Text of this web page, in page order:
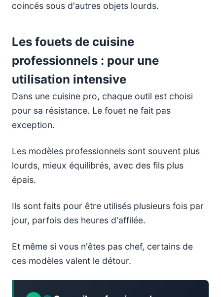
coincés sous d'autres objets lourds.
Les fouets de cuisine
professionnels : pour une
utilisation intensive
Dans une cuisine pro, chaque outil est choisi
pour sa résistance. Le fouet ne fait pas
exception.
Les modèles professionnels sont souvent plus
lourds, mieux équilibrés, avec des fils plus
épais.
Ils sont faits pour être utilisés plusieurs fois par
jour, parfois des heures d'affilée.
Et même si vous n'êtes pas chef, certains de
ces modèles valent le détour.